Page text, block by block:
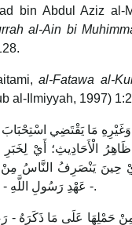
bin Abdul Aziz al-
al-Ain bi
al-Fatawa al-
al-Ilmiyyah, 1997)
وَغَيْرِهِ مَا يَقْتَضِي
ظَاهِرُ الْأَحَادِيثِ؛ أَيْ
حِينَ يَنْصَرِفُ النَّاسُ مِنْ
عَهْدِ رَسُولِ اللَّهِ - صَلَّى اللَّهُ عَلَيْهِ وَسَلَّمَ -.
حَمْلِهَا عَلَى مَا ذَكَرَهُ -